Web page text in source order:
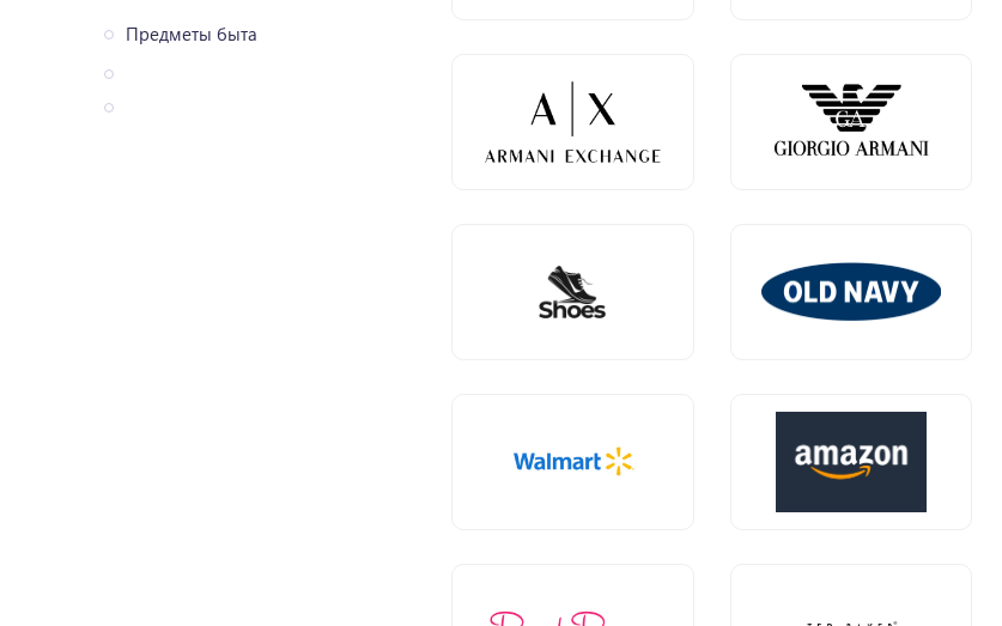
Предметы быта